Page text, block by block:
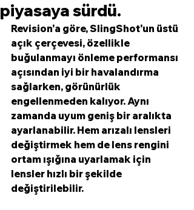
piyasaya sürdü.
Revision'a göre, SlingShot'un üstü
açık çerçevesi, özellikle
buğulanmayı önleme performansı
açısından iyi bir havalandırma
sağlarken, görünürlük
engellenmeden kalıyor. Aynı
zamanda uyum geniş bir aralıkta
ayarlanabilir. Hem arızalı lensleri
değiştirmek hem de lens rengini
ortam ışığına uyarlamak için
lensler hızlı bir şekilde
değiştirilebilir.